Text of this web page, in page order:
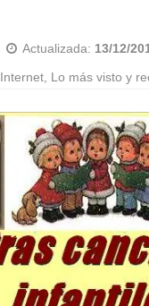
Actualizada: 13/12/
Internet Lo más visto y